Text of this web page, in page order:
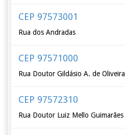
CEP 97573001
Rua dos Andradas
CEP 97571000
Rua Doutor Gildásio A. de Oliveira
CEP 97572310
Rua Doutor Luiz Mello Guimarães